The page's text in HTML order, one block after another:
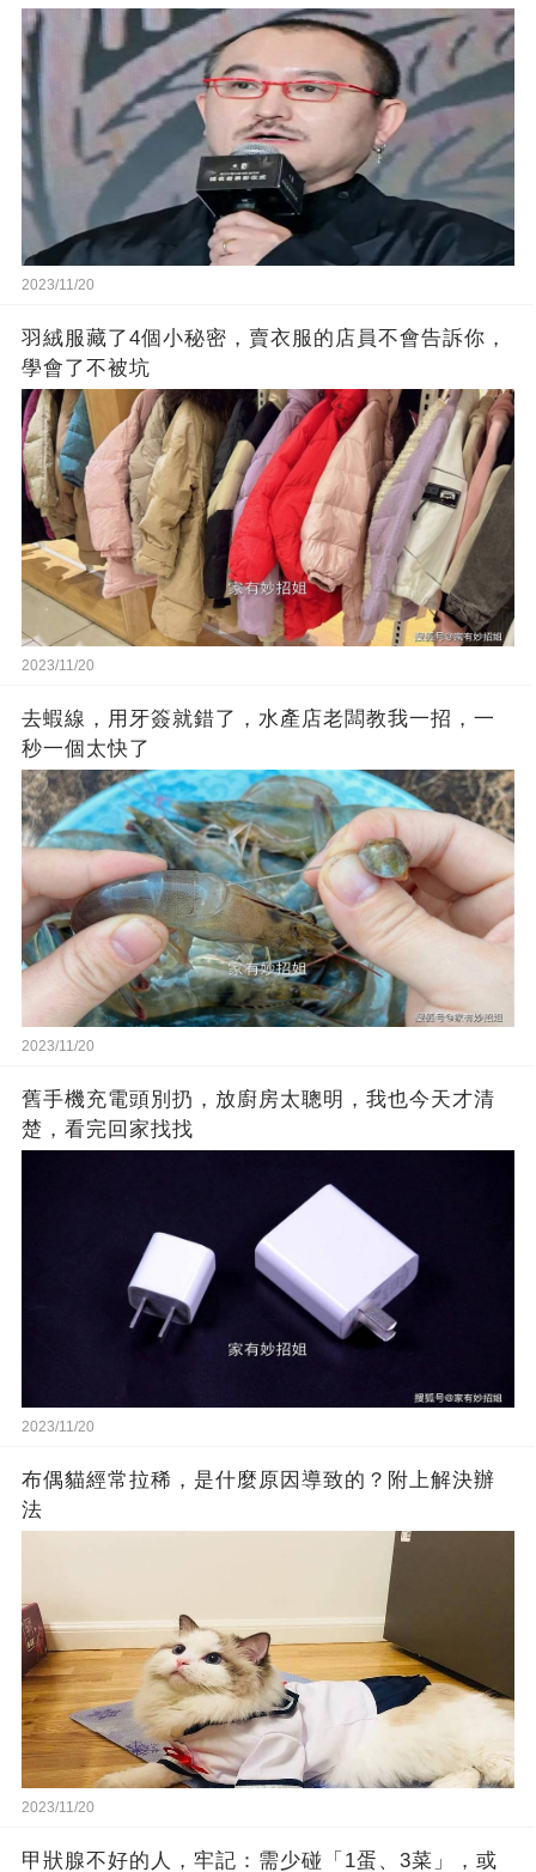
2023/11/20
羽絨服藏了4個小秘密，賣衣服的店員不會告訴你，
學會了不被坑
2023/11/20
去蝦線，用牙簽就錯了，水產店老闆教我一招，一
秒一個太快了
2023/11/20
舊手機充電頭別扔，放廚房太聰明，我也今天才清
楚，看完回家找找
2023/11/20
布偶貓經常拉稀，是什麼原因導致的？附上解決辦
法
2023/11/20
甲狀腺不好的人，牢記：需少碰「1蛋、3菜」，或